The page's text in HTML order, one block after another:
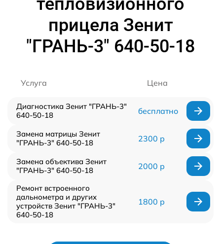
прицела Зенит
"ГРАНЬ-3" 640-50-18
Услуга Цена
Диагностика Зенит "ГРАНЬ-3"
640-50-18
бесплатно
Замена матрицы Зенит
"ГРАНЬ-3" 640-50-18
2300 р
Замена объектива Зенит
"ГРАНЬ-3" 640-50-18
2000 р
Ремонт встроенного
дальнометра и других
устройств Зенит "ГРАНЬ-3"
640-50-18
1800 р